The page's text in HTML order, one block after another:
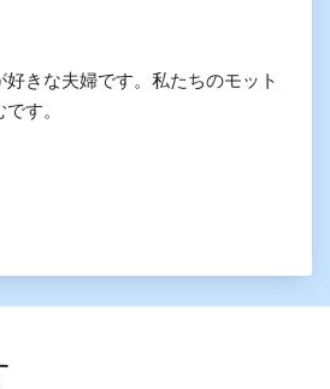
きな夫婦です。私たちのモット
す。